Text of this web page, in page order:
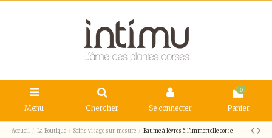
Menu Chercher Se connecter
0
Panier
Accueil La Boutique Soins visage sur-mesure Baume à lèvres à l'immortelle corse